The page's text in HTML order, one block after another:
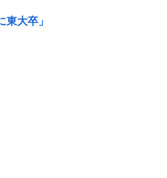
大卒」